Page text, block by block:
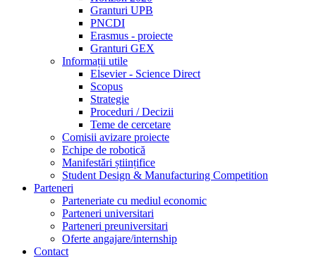
Granturi UPB
PNCDI
Erasmus - proiecte
Granturi GEX
Informații utile
Elsevier - Science Direct
Scopus
Strategie
Proceduri / Decizii
Teme de cercetare
Comisii avizare proiecte
Echipe de robotică
Manifestări științifice
Student Design & Manufacturing Competition
Parteneri
Parteneriate cu mediul economic
Parteneri universitari
Parteneri preuniversitari
Oferte angajare/internship
Contact